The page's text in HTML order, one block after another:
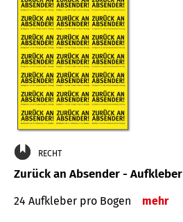
RECHT
Zurück an Absender - Aufkleber
24 Aufkleber pro Bogen mehr